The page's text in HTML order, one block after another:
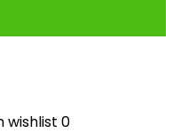
wishlist 0